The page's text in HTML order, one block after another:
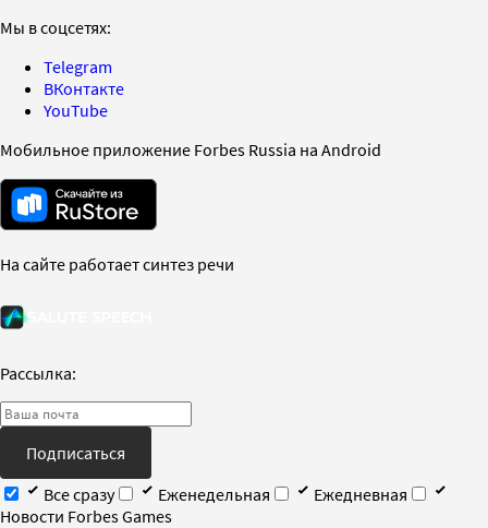
Мы в соцсетях:
Telegram
ВКонтакте
YouTube
Мобильное приложение Forbes Russia на Android
На сайте работает синтез речи
Рассылка:
Подписаться
Все сразу
Еженедельная
Ежедневная
Новости Forbes Games